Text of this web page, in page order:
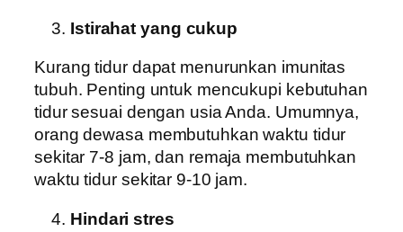
Istirahat yang cukup
Kurang tidur dapat menurunkan imunitas
tubuh. Penting untuk mencukupi kebutuhan
tidur sesuai dengan usia Anda. Umumnya,
orang dewasa membutuhkan waktu tidur
sekitar 7-8 jam, dan remaja membutuhkan
waktu tidur sekitar 9-10 jam.
Hindari stres